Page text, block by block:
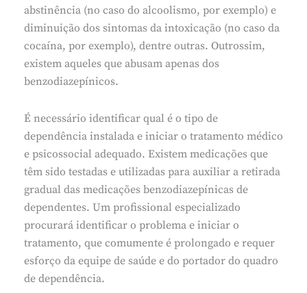
abstinência (no caso do alcoolismo, por exemplo) e
diminuição dos sintomas da intoxicação (no caso da
cocaína, por exemplo), dentre outras. Outrossim,
existem aqueles que abusam apenas dos
benzodiazepínicos.
É necessário identificar qual é o tipo de
dependência instalada e iniciar o tratamento médico
e psicossocial adequado. Existem medicações que
têm sido testadas e utilizadas para auxiliar a retirada
gradual das medicações benzodiazepínicas de
dependentes. Um profissional especializado
procurará identificar o problema e iniciar o
tratamento, que comumente é prolongado e requer
esforço da equipe de saúde e do portador do quadro
de dependência.